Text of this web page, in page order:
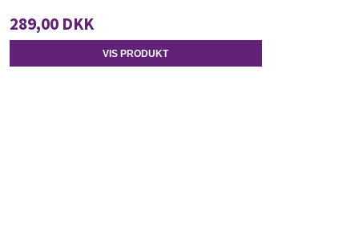
289,00 DKK
VIS PRODUKT